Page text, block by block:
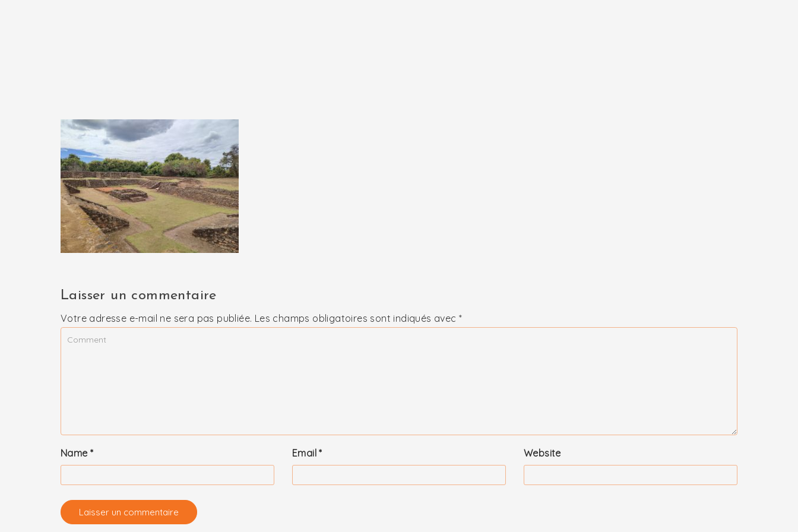
Laisser un commentaire
Votre adresse e-mail ne sera pas publiée. Les champs obligatoires sont indiqués avec*
Name * Email* Website